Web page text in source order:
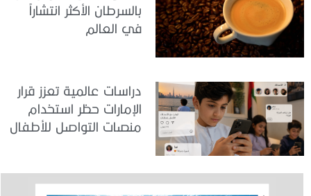
بالسرطان الأكثر انتشاراً
في العالم
دراسات عالمية تعزز قرار
الإمارات حظر استخدام
منصات التواصل للأطفال